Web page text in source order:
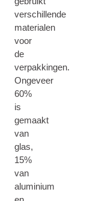
verschillende
materialen
voor
de
verpakkingen.
Ongeveer
60%
is
gemaakt
van
glas,
15%
van
aluminium